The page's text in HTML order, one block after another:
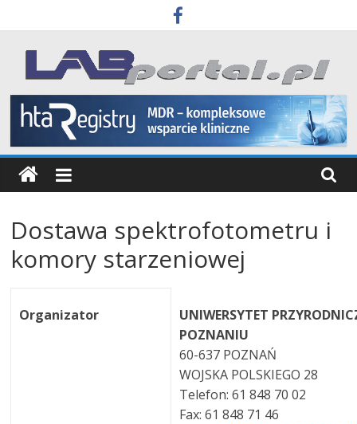
to
content
Labportal
Laboratoria
Aparatura
Badania
Dostawa spektrofotometru i
komory starzeniowej
Organizator
UNIWERSYTET
POZNANIU
60-637 POZNAŃ
WOJSKA POLSKIEGO 28
Telefon: 61 848 70 02
Fax: 61 848 71 46